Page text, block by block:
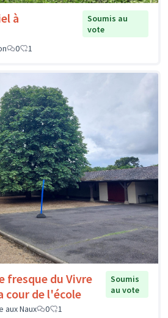
à
Soumis au
vote
0 1
fresque du Vivre
cour de l'école
Soumis
au vote
aux Naux
0 1